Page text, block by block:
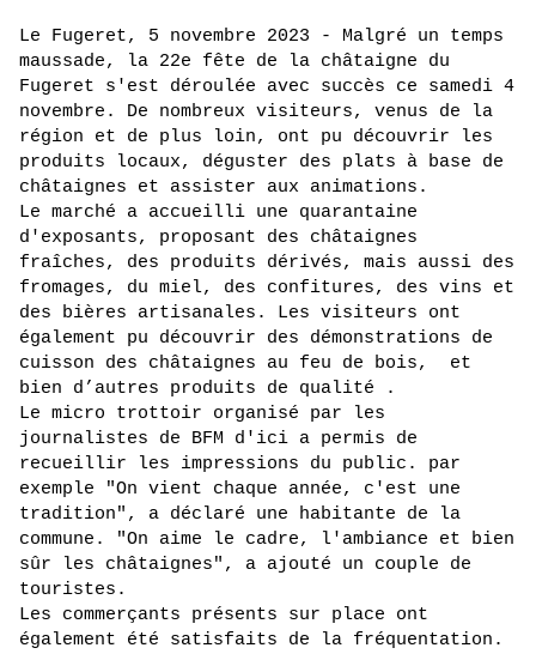
Le Fugeret, 5 novembre 2023 - Malgré un temps
maussade, la 22e fête de la châtaigne du
Fugeret s'est déroulée avec succès ce samedi 4
novembre. De nombreux visiteurs, venus de la
région et de plus loin, ont pu découvrir les
produits locaux, déguster des plats à base de
châtaignes et assister aux animations.
Le marché a accueilli une quarantaine
d'exposants, proposant des châtaignes
fraîches, des produits dérivés, mais aussi des
fromages, du miel, des confitures, des vins et
des bières artisanales. Les visiteurs ont
également pu découvrir des démonstrations de
cuisson des châtaignes au feu de bois,  et
bien d’autres produits de qualité .
Le micro trottoir organisé par les
journalistes de BFM d'ici a permis de
recueillir les impressions du public. par
exemple "On vient chaque année, c'est une
tradition", a déclaré une habitante de la
commune. "On aime le cadre, l'ambiance et bien
sûr les châtaignes", a ajouté un couple de
touristes.
Les commerçants présents sur place ont
également été satisfaits de la fréquentation.